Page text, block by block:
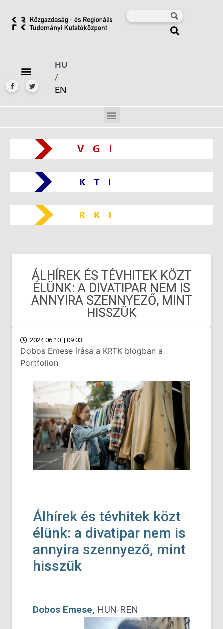
HU
/
EN
ÁLHÍREK ÉS TÉVHITEK KÖZT
ÉLÜNK: A DIVATIPAR NEM IS
ANNYIRA SZENNYEZŐ, MINT
HISSZÜK
2024.06.10. | 09:03
Dobos Emese írása a KRTK blogban a
Portfolion
Álhírek és tévhitek közt
élünk: a divatipar nem is
annyira szennyező, mint
hisszük
Dobos Emese, HUN-REN